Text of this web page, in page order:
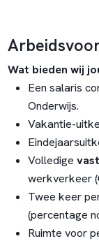
Wat bieden wij
Een salaris
Onderwijs.
Vakantie-
Volledige
werkverkeer
Twee keer
(percentage
Ruimte voor